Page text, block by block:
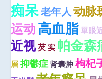
痴呆老年人动脉
运动高血脂 單眼
近视芡 实 帕金森
層 抑鬱症 肾囊肿 枸杞